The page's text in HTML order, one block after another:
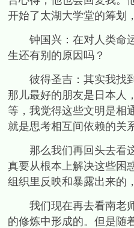
开始了太湖大学堂的筹划
钟国兴：在对人类命运
生还有别的原因吗？
彼得圣吉：其实我找到
那儿最好的朋友是日本人
等，我觉得这些文明是相
就是思考相互间依赖的关
那么我们再回头去看这
真要从根本上解决这些困
组织里反映和暴露出来的
我们现在再去看南老师
的修炼中形成的。但是随